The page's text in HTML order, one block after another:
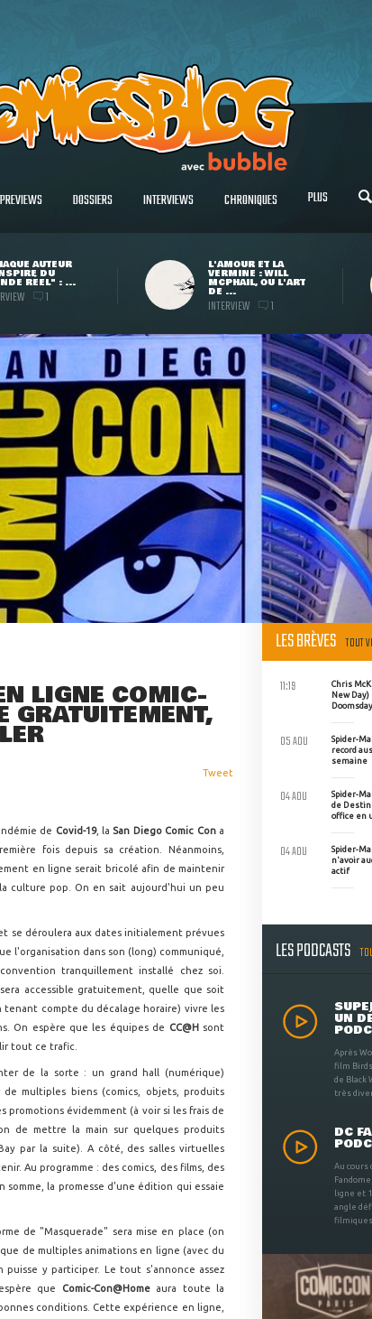
PREVIEWS DOSSIERS INTERVIEWS CHRONIQUES PLUS
AUTEUR
DU
RÉEL" : ...
1
L'AMOUR ET LA
VERMINE : WILL
MCPHAIL, OU L'ART
DE ...
INTERVIEW 1
LIGNE COMIC-
GRATUITEMENT,
Tweet
de Covid-19, la San Diego Comic Con a
fois depuis sa création. Néanmoins,
en ligne serait bricolé afin de maintenir
culture pop. On en sait aujourd'hui un peu
se déroulera aux dates initialement prévues
l'organisation dans son (long) communiqué,
tranquillement installé chez soi.
accessible gratuitement, quelle que soit
compte du décalage horaire) vivre les
On espère que les équipes de CC@H sont
tout ce trafic.
de la sorte : un grand hall (numérique)
multiples biens (comics, objets, produits
promotions évidemment (à voir si les frais de
de mettre la main sur quelques produits
par la suite). A côté, des salles virtuelles
Au programme : des comics, des films, des
la promesse d'une édition qui essaie
de "Masquerade" sera mise en place (on
de multiples animations en ligne (avec du
y participer. Le tout s'annonce assez
que
Comic-Con@Home aura toute la
conditions. Cette expérience en ligne,
LES BRÈVES TOUT
Chris
New
11:19
Spider-
record
semaine
05 AOU
Spider-
de Destin
office en
04 AOU
Spider-
n'avoir
actif
04 AOU
LES PODCASTS
UN
Après
film
de Black
très
DC
Au cours
ligne et
angle
filmiques